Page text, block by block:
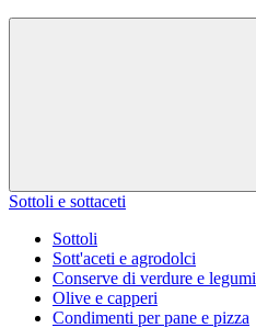
Sottoli e sottaceti
Sottoli
Sott'aceti e agrodolci
Conserve di verdure e legumi
Olive e capperi
Condimenti per pane e pizza